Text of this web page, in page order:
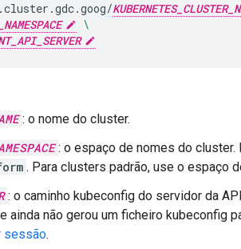
\
: o nome do cluster.
: o espaço de nomes do
. Para clusters padrão, use o espaço
: o caminho kubeconfig do servidor da
ainda não gerou um ficheiro kubeconfig
sessão.